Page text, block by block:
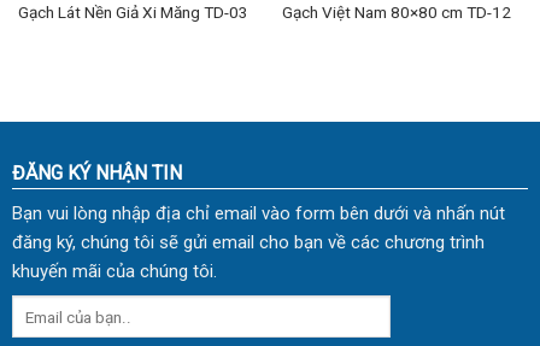
Gạch Lát Nền Giả Xi Măng TD-03 Gạch Việt Nam 80×80 cm TD-12
ĐĂNG KÝ NHẬN TIN
Bạn vui lòng nhập địa chỉ email vào form bên dưới và nhấn nút
đăng ký, chúng tôi sẽ gửi email cho bạn về các chương trình
khuyến mãi của chúng tôi.